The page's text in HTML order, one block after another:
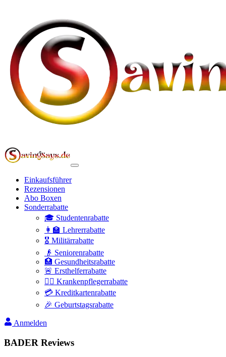
Einkaufsführer
Rezensionen
Abo Boxen
Sonderrabatte
🎓 Studentenrabatte
👩‍🏫 Lehrerrabatte
🎖️ Militärrabatte
👴 Seniorenrabatte
🏥 Gesundheitsrabatte
🚨 Ersthelferrabatte
👩‍⚕️ Krankenpflegerrabatte
💳 Kreditkartenrabatte
🎉 Geburtstagsrabatte
Anmelden
BADER Reviews